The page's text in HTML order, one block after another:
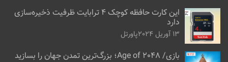
این کارت حافظه کوچک ۴ ترابایت ظرفیت ذخیره‌سازی
دارد
13 آوریل 2024 پاورتل
بازی/ Age of 2048؛ بزرگ‌ترین تمدن جهان را بسازید